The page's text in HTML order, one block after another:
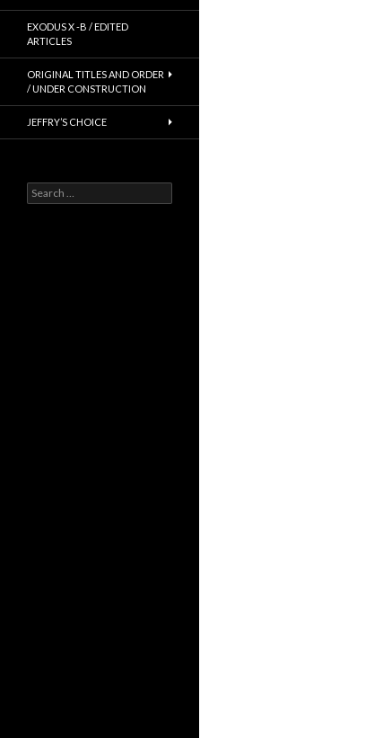
EXODUS X -B / EDITED
ARTICLES
ORIGINAL TITLES AND ORDER
/ UNDER CONSTRUCTION
JEFFRY’S CHOICE
Search
for: